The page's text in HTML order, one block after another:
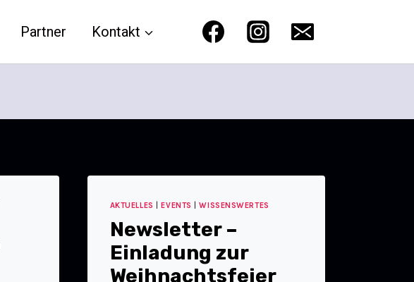
Partner Kontakt
AKTUELLES |EVENTS |WISSENSWERTES
Newsletter –
Einladung zur
Weihnachtsfeier